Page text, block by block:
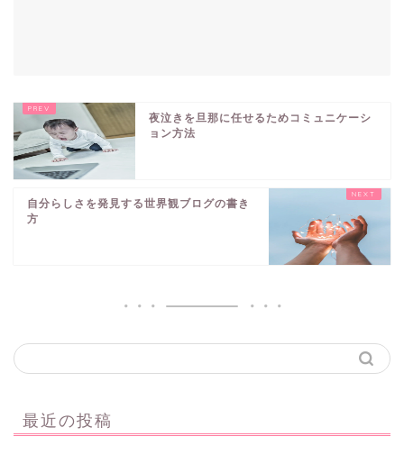
夜泣きを旦那に任せるためコミュニケーシ
ョン方法
自分らしさを発見する世界観ブログの書き
方
最近の投稿